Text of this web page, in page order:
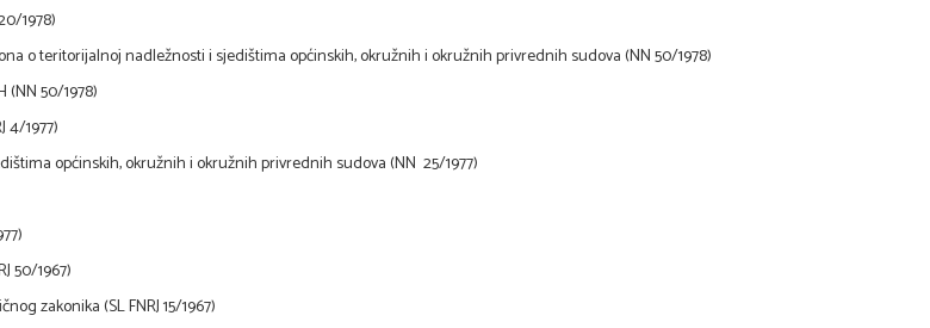
1978)
o teritorijalnoj nadležnosti i sjedištima općinskih, okružnih i okružnih privrednih sudova (NN 50/1978)
(NN 50/1978)
4/1977)
općinskih, okružnih i okružnih privrednih sudova (NN 25/1977)
50/1967)
zakonika (SL FNRJ 15/1967)